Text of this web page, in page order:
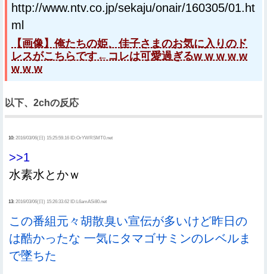
http://www.ntv.co.jp/sekaju/onair/160305/01.ht
ml
【画像】俺たちの姫、佳子さまのお気に入りのド
レスがこちらです←コレは可愛過ぎるw w w w w
w w w
以下、2chの反応
10: 2016/03/06(日) 15:25:59.16 ID:OrYWRSMT0.net
>>1
水素水とかｗ
13: 2016/03/06(日) 15:26:33.62 ID:L6amASi80.net
この番組元々胡散臭い宣伝が多いけど昨日の
は酷かったな 一気にタマゴサミンのレベルま
で墜ちた